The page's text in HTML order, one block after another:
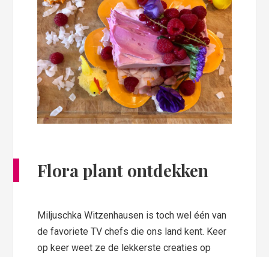
Flora plant ontdekken
Miljuschka Witzenhausen is toch wel één van
de favoriete TV chefs die ons land kent. Keer
op keer weet ze de lekkerste creaties op